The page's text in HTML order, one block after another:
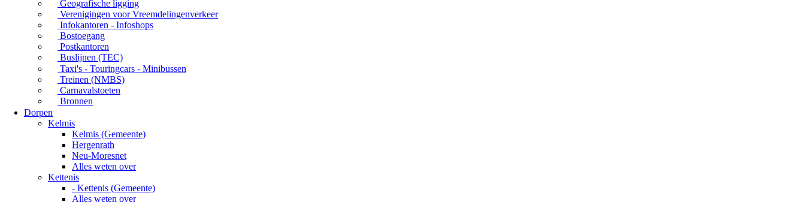
Geografische ligging
Verenigingen voor Vreemdelingenverkeer
Infokantoren - Infoshops
Bostoegang
Postkantoren
Buslijnen (TEC)
Taxi's - Touringcars - Minibussen
Treinen (NMBS)
Carnavalstoeten
Bronnen
Dorpen
Kelmis
Kelmis (Gemeente)
Hergenrath
Neu-Moresnet
Alles weten over
Kettenis
- Kettenis (Gemeente)
Alles weten over